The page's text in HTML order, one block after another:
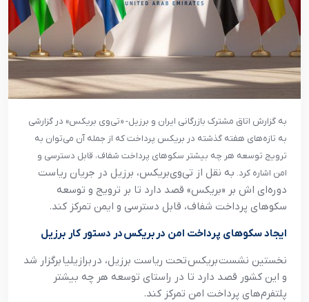
به گزارش اتاق مشترک بازرگانی ایران و برزیل- «تی‌وی بریکس» در گزارشی
به تازه‌های هفته گذشته در بریکس پرداخت که از جمله آن می‌توان به
ترویج توسعه هر چه بیشتر سکوهای پرداخت شفاف، قابل دسترسی و
امن اشاره کرد. به نقل از تی‌وی‌بریکس، برزیل در جریان ریاست
دوره‌ای اش بر «بریکس» قصد دارد تا بر ترویج و توسعه
سکوهای پرداخت شفاف، قابل دسترسی و ایمن تمرکز کند.
ایجاد سکوهای پرداخت امن در بریکس در دستور کار برزیل
نخستین نشست بریکس تحت ریاست برزیل، در برازیلیا برگزار شد
و این کشور قصد دارد تا در راستای توسعه هر چه بیشتر
پلتفرم‌های پرداخت امن تمرکز کند.